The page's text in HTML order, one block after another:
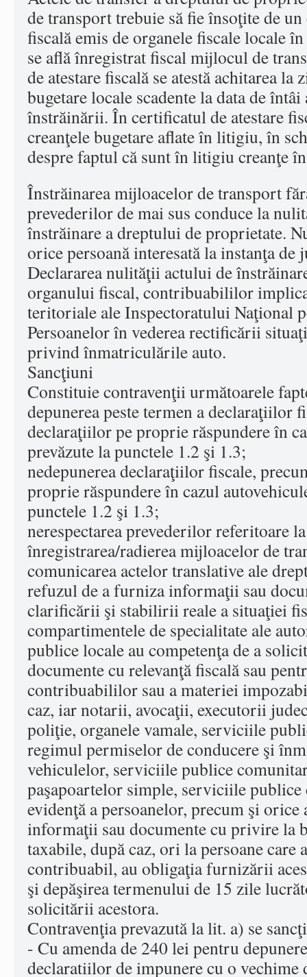
de transport trebuie să fie însoţite de
fiscală emis de organele fiscale locale
se află înregistrat fiscal mijlocul de
de atestare fiscală se atestă achitarea
bugetare locale scadente la data de
înstrăinării. În certificatul de atestare
creanţele bugetare aflate în litigiu, în
despre faptul că sunt în litigiu creanţe
Înstrăinarea mijloacelor de transport
prevederilor de mai sus conduce la
înstrăinare a dreptului de proprietate.
orice persoană interesată la instanţa de
Declararea nulităţii actului de
organului fiscal, contribuabililor
teritoriale ale Inspectoratului Naţional
Persoanelor în vederea rectificării
privind înmatriculările auto.
Sancţiuni
Constituie contravenţii următoarele
depunerea peste termen a declaraţiilor
declaraţiilor pe proprie răspundere în
prevăzute la punctele 1.2 şi 1.3;
nedepunerea declaraţiilor fiscale,
proprie răspundere în cazul
punctele 1.2 şi 1.3;
nerespectarea prevederilor referitoare
înregistrarea/radierea mijloacelor de
comunicarea actelor translative ale
refuzul de a furniza informaţii sau
clarificării şi stabilirii reale a situaţiei
compartimentele de specialitate ale
publice locale au competenţa de a
documente cu relevanţă fiscală sau
contribuabililor sau a materiei
caz, iar notarii, avocaţii, executorii
poliţie, organele vamale, serviciile
regimul permiselor de conducere şi
vehiculelor, serviciile publice
paşapoartelor simple, serviciile publice
evidenţă a persoanelor, precum şi orice
informaţii sau documente cu privire la
taxabile, după caz, ori la persoane care
contribuabil, au obligaţia furnizării
şi depăşirea termenului de 15 zile
solicitării acestora.
Contravenţia prevazută la lit. a) se
- Cu amenda de 240 lei pentru
declaratiilor de impunere cu o vechime